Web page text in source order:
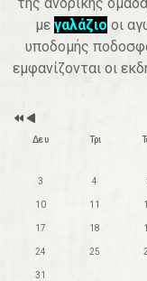
με γαλάζιο οι
υποδομής
εμφανίζονται οι
t
Δευ Τρι
3 4
10 11
17 18
24 25
31